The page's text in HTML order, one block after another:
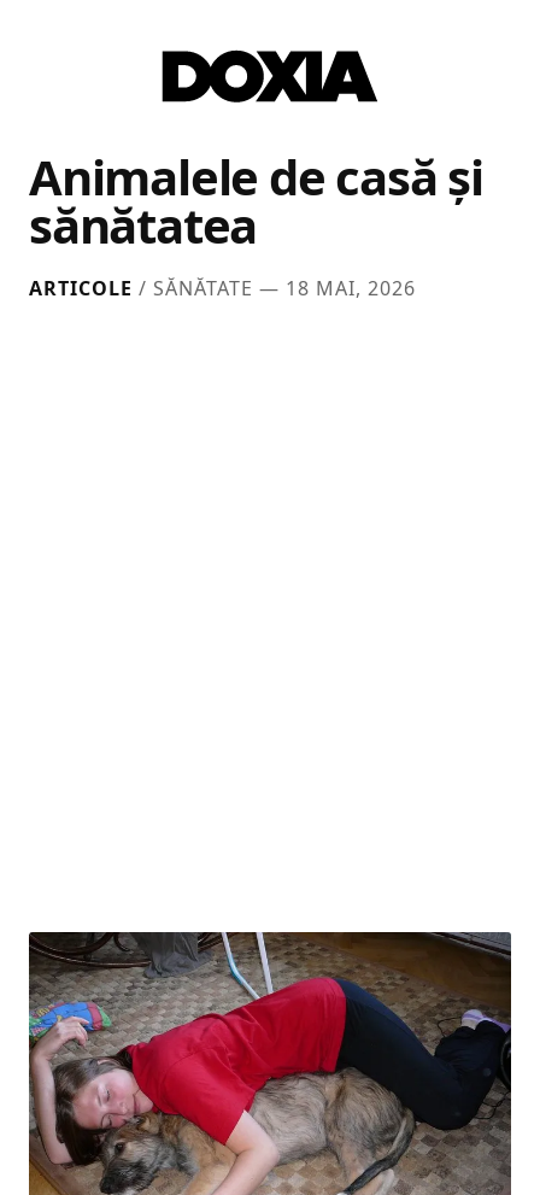
Animalele de casă și
sănătatea
ARTICOLE / SĂNĂTATE — 18 MAI, 2026